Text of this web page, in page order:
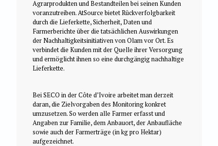
Agrarprodukten und Bestandteilen bei seinen Kunden
voranzutreiben. AtSource bietet Rückverfolgbarkeit
durch die Lieferkette, Sicherheit, Daten und
Farmerberichte über die tatsächlichen Auswirkungen
der Nachhaltigkeitsinitiativen von Olam vor Ort. Es
verbindet die Kunden mit der Quelle ihrer Versorgung
und ermöglicht ihnen so eine durchgängig nachhaltige
Lieferkette.
Bei SECO in der Côte d’Ivoire arbeitet man derzeit
daran, die Zielvorgaben des Monitoring konkret
umzusetzen. So werden alle Farmer erfasst und
Angaben zur Familie, dem Anbauort, der Anbaufläche
sowie auch der Farmerträge (in kg pro Hektar)
aufgezeichnet.